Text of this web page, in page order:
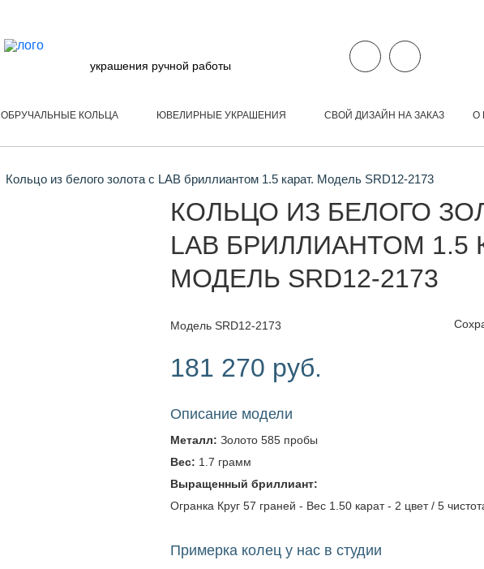
украшения ручной работы
ОБРУЧАЛЬНЫЕ КОЛЬЦА ЮВЕЛИРНЫЕ УКРАШЕНИЯ СВОЙ ДИЗАЙН НА ЗАКАЗ О
Кольцо из белого золота с LAB бриллиантом 1.5 карат. Модель SRD12-2173
КОЛЬЦО ИЗ БЕЛОГО
LAB БРИЛЛИАНТОМ 1.5
МОДЕЛЬ SRD12-2173
Модель SRD12-2173
181 270 руб.
Описание модели
Металл: Золото 585 пробы
Вес: 1.7 грамм
Выращенный бриллиант:
Огранка Круг 57 граней - Вес 1.50 карат - 2 цвет / 5
Примерка колец у нас в студии